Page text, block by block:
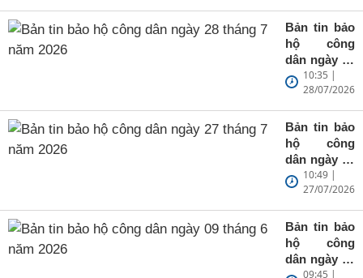
Kumamoto
(Nhật Bản)
Bản tin bảo
hộ công
dân ngày 28
tháng 7 năm
2026
10:35 |
28/07/2026
Bản tin bảo
hộ công
dân ngày 27
tháng 7 năm
2026
10:49 |
27/07/2026
Bản tin bảo
hộ công
dân ngày 09
tháng 6 năm
09:45 |